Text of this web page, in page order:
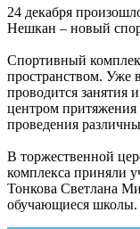
24 декабря
Нешкан – новый
Спортивный
пространством. Уже
проводится занятия
центром
проведения
В торжественной
комплекса приняли
Тонкова Светлана
обучающиеся школы.